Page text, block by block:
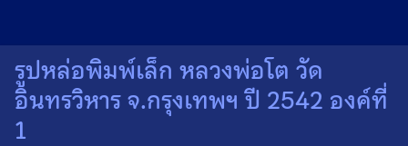
รูปหล่อพิมพ์เล็ก หลวงพ่อโต วัด
อินทรวิหาร จ.กรุงเทพฯ ปี 2542 องค์ที่
1